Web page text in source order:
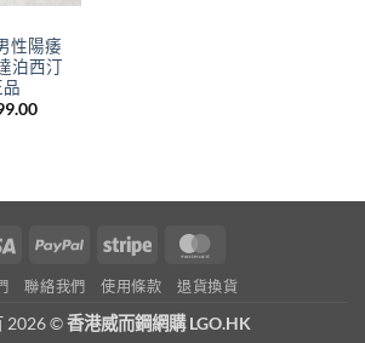
性陽痿
泊西汀
Price
Visa PayPal Stripe
聯絡我們 使用條款 退貨換貨
2026 ©香港威而鋼網購 LGO.HK